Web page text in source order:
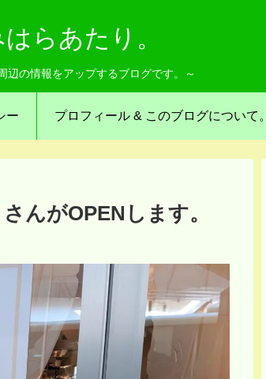
らあたり。
辺の情報をアップするブログです。～
ー プロフィール & このブログについて。
んがOPENします。